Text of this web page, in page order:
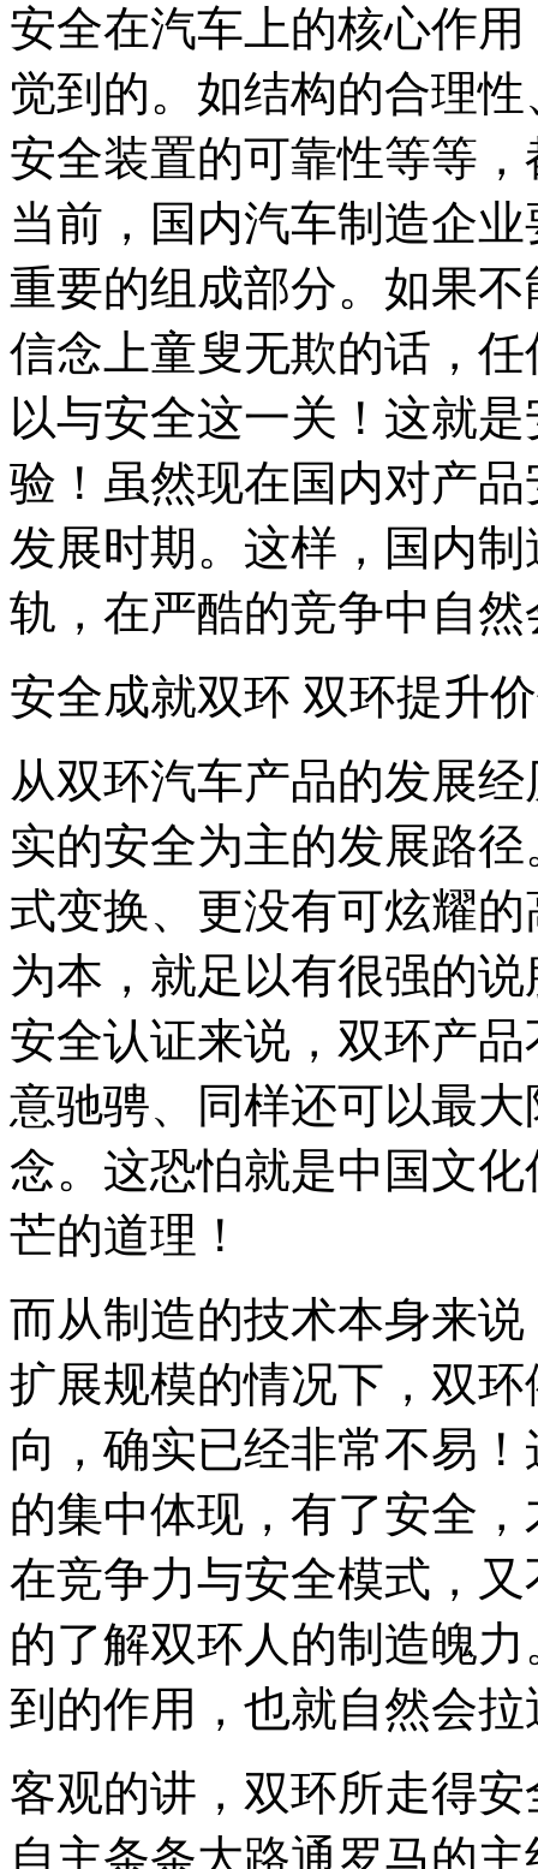
安全在汽车上的核心作
觉到的。如结构的合理
安全装置的可靠性等等
当前，国内汽车制造企
重要的组成部分。如果
信念上童叟无欺的话，
以与安全这一关！这就
验！虽然现在国内对产
发展时期。这样，国内
轨，在严酷的竞争中自
安全成就双环 双环提升
从双环汽车产品的发展
实的安全为主的发展路
式变换、更没有可炫耀
为本，就足以有很强的
安全认证来说，双环产
意驰骋、同样还可以最
念。这恐怕就是中国文
芒的道理！
而从制造的技术本身来
扩展规模的情况下，双
向，确实已经非常不易
的集中体现，有了安全
在竞争力与安全模式，
的了解双环人的制造魄
到的作用，也就自然会
客观的讲，双环所走得
自主条条大路通罗马的